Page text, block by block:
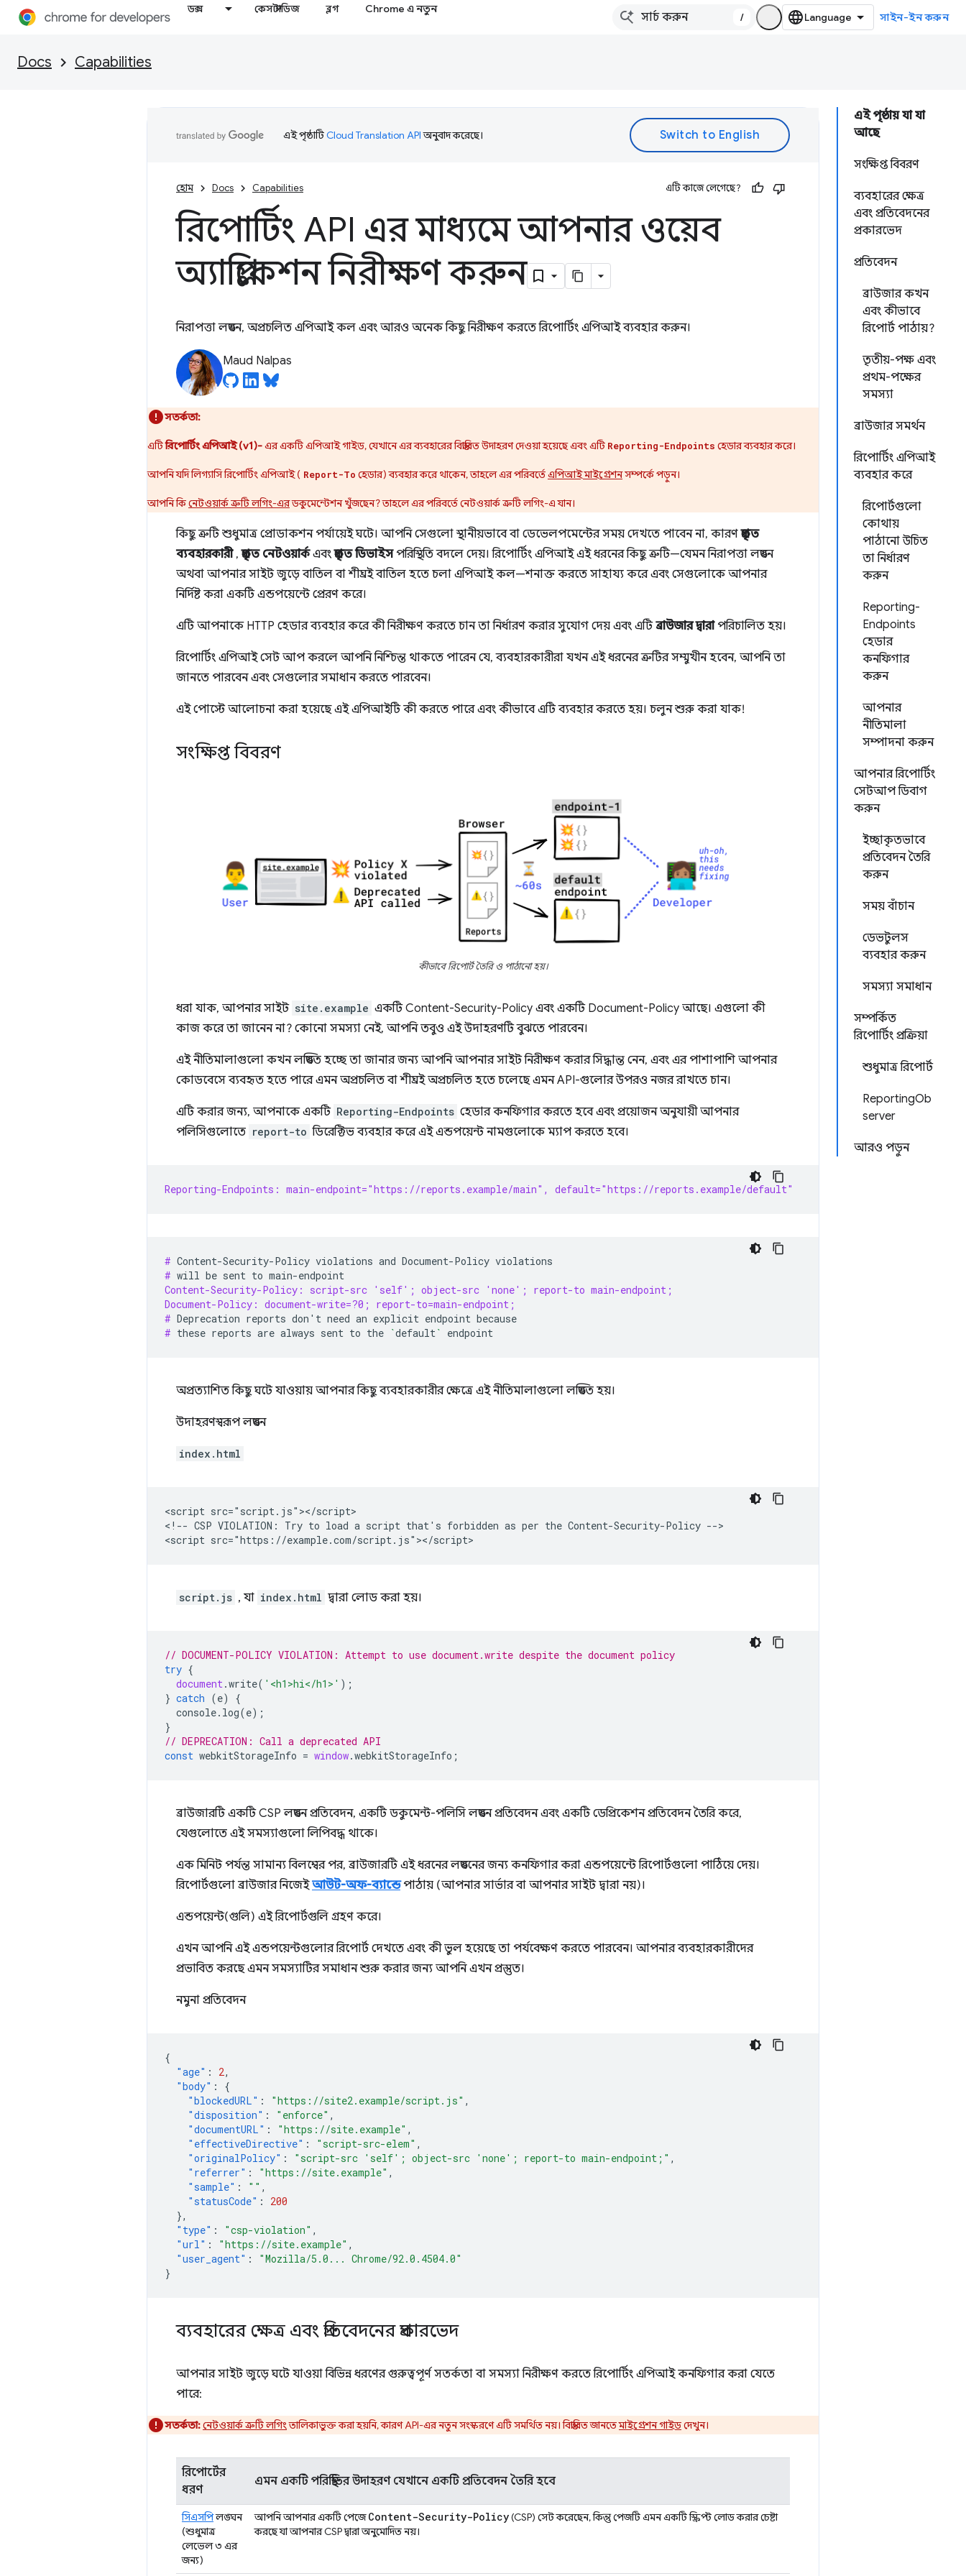
ডক্স কেস স্টাডিজ ব্লগ Chrome এ নতুন
/ সাইন-ইন করুন
Docs Capabilities
এই পৃষ্ঠায় যা যা
আছে
সংক্ষিপ্ত বিবরণ
ব্যবহারের ক্ষেত্র
এবং প্রতিবেদনের
প্রকারভেদ
প্রতিবেদন
ব্রাউজার কখন
এবং কীভাবে
রিপোর্ট পাঠায়?
তৃতীয়-পক্ষ এবং
প্রথম-পক্ষের
সমস্যা
ব্রাউজার সমর্থন
রিপোর্টিং এপিআই
ব্যবহার করে
রিপোর্টগুলো
কোথায়
পাঠানো উচিত
তা নির্ধারণ
করুন
Reporting-
Endpoints
হেডার
কনফিগার
করুন
আপনার
নীতিমালা
সম্পাদনা করুন
আপনার রিপোর্টিং
সেটআপ ডিবাগ
করুন
ইচ্ছাকৃতভাবে
প্রতিবেদন তৈরি
করুন
সময় বাঁচান
ডেভটুলস
ব্যবহার করুন
সমস্যা সমাধান
সম্পর্কিত
রিপোর্টিং প্রক্রিয়া
শুধুমাত্র রিপোর্ট
ReportingOb
server
আরও পড়ুন
এই পৃষ্ঠাটিCloud Translation APIঅনুবাদ করেছে।
হোম Docs Capabilities এটি কাজে লেগেছে?
রিপোর্টিং API এর মাধ্যমে আপনার ওয়েব
অ্যাপ্লিকেশন নিরীক্ষণ করুন
নিরাপত্তা লঙ্ঘন, অপ্রচলিত এপিআই কল এবং আরও অনেক কিছু নিরীক্ষণ করতে রিপোর্টিং এপিআই ব্যবহার করুন।
Maud Nalpas
সতর্কতা:
এটিরিপোর্টিং এপিআই (v1)-এর একটি এপিআই গাইড, যেখানে এর ব্যবহারের বিস্তারিত উদাহরণ দেওয়া হয়েছে এবং এটি Reporting-Endpoints হেডার ব্যবহার করে।
আপনি যদি লিগ্যাসি রিপোর্টিং এপিআই ( Report-To হেডার) ব্যবহার করে থাকেন, তাহলে এর পরিবর্তেএপিআই মাইগ্রেশনসম্পর্কে পড়ুন।
আপনি কিনেটওয়ার্ক ত্রুটি লগিং-এরডকুমেন্টেশন খুঁজছেন? তাহলে এর পরিবর্তে নেটওয়ার্ক ত্রুটি লগিং-এ যান।
কিছু ত্রুটি শুধুমাত্র প্রোডাকশন পর্যায়েই ঘটে। আপনি সেগুলো স্থানীয়ভাবে বা ডেভেলপমেন্টের সময় দেখতে পাবেন না, কারণপ্রকৃত
ব্যবহারকারী,প্রকৃত নেটওয়ার্কএবংপ্রকৃত ডিভাইসপরিস্থিতি বদলে দেয়। রিপোর্টিং এপিআই এই ধরনের কিছু ত্রুটি—যেমন নিরাপত্তা লঙ্ঘন
অথবা আপনার সাইট জুড়ে বাতিল বা শীঘ্রই বাতিল হতে চলা এপিআই কল—শনাক্ত করতে সাহায্য করে এবং সেগুলোকে আপনার
নির্দিষ্ট করা একটি এন্ডপয়েন্টে প্রেরণ করে।
এটি আপনাকে HTTP হেডার ব্যবহার করে কী নিরীক্ষণ করতে চান তা নির্ধারণ করার সুযোগ দেয় এবং এটিব্রাউজার দ্বারাপরিচালিত হয়।
রিপোর্টিং এপিআই সেট আপ করলে আপনি নিশ্চিন্ত থাকতে পারেন যে, ব্যবহারকারীরা যখন এই ধরনের ত্রুটির সম্মুখীন হবেন, আপনি তা
জানতে পারবেন এবং সেগুলোর সমাধান করতে পারবেন।
এই পোস্টে আলোচনা করা হয়েছে এই এপিআইটি কী করতে পারে এবং কীভাবে এটি ব্যবহার করতে হয়। চলুন শুরু করা যাক!
সংক্ষিপ্ত বিবরণ
কীভাবে রিপোর্ট তৈরি ও পাঠানো হয়।
ধরা যাক, আপনার সাইট site.example একটি Content-Security-Policy এবং একটি Document-Policy আছে। এগুলো কী
কাজ করে তা জানেন না? কোনো সমস্যা নেই, আপনি তবুও এই উদাহরণটি বুঝতে পারবেন।
এই নীতিমালাগুলো কখন লঙ্ঘিত হচ্ছে তা জানার জন্য আপনি আপনার সাইট নিরীক্ষণ করার সিদ্ধান্ত নেন, এবং এর পাশাপাশি আপনার
কোডবেসে ব্যবহৃত হতে পারে এমন অপ্রচলিত বা শীঘ্রই অপ্রচলিত হতে চলেছে এমন API-গুলোর উপরও নজর রাখতে চান।
এটি করার জন্য, আপনাকে একটি Reporting-Endpoints হেডার কনফিগার করতে হবে এবং প্রয়োজন অনুযায়ী আপনার
পলিসিগুলোতে report-to ডিরেক্টিভ ব্যবহার করে এই এন্ডপয়েন্ট নামগুলোকে ম্যাপ করতে হবে।
Reporting-Endpoints: main-endpoint="https://reports.example/main", default="https://reports.example/default"
# Content-Security-Policy violations and Document-Policy
# will be sent to
Content-Security-Policy: script-src 'self'; object-src 'none'; report-to main-endpoint;
Document-Policy: document-write=?0; report-to=main-endpoint;
# Deprecation reports don ' t need an explicit endpoint
# these reports are always sent to the `default`
অপ্রত্যাশিত কিছু ঘটে যাওয়ায় আপনার কিছু ব্যবহারকারীর ক্ষেত্রে এই নীতিমালাগুলো লঙ্ঘিত হয়।
উদাহরণস্বরূপ লঙ্ঘন
index.html
<script src="script.js"></script>
<!-- CSP VIOLATION: Try to load a script that's forbidden as per the Content-Security-Policy -->
script.js , যা index.html দ্বারা লোড করা হয়।
// DOCUMENT-POLICY VIOLATION: Attempt to use document.write despite the document policy
try {
document.write( '<h1>hi</h1>' );
} catch (e)
{
console. log(e);
}
// DEPRECATION: Call a deprecated API
const webkitStorageInfo = window.webkitStorageInfo ;
ব্রাউজারটি একটি CSP লঙ্ঘন প্রতিবেদন, একটি ডকুমেন্ট-পলিসি লঙ্ঘন প্রতিবেদন এবং একটি ডেপ্রিকেশন প্রতিবেদন তৈরি করে,
যেগুলোতে এই সমস্যাগুলো লিপিবদ্ধ থাকে।
এক মিনিট পর্যন্ত সামান্য বিলম্বের পর, ব্রাউজারটি এই ধরনের লঙ্ঘনের জন্য কনফিগার করা এন্ডপয়েন্টে রিপোর্টগুলো পাঠিয়ে দেয়।
রিপোর্টগুলো ব্রাউজার নিজেইআউট-অফ-ব্যান্ডেপাঠায় (আপনার সার্ভার বা আপনার সাইট দ্বারা নয়)।
এন্ডপয়েন্ট(গুলি) এই রিপোর্টগুলি গ্রহণ করে।
এখন আপনি এই এন্ডপয়েন্টগুলোর রিপোর্ট দেখতে এবং কী ভুল হয়েছে তা পর্যবেক্ষণ করতে পারবেন। আপনার ব্যবহারকারীদের
প্রভাবিত করছে এমন সমস্যাটির সমাধান শুরু করার জন্য আপনি এখন প্রস্তুত।
নমুনা প্রতিবেদন
{
"age" : 2,
"body" :
{
"blockedURL" : "https://site2.example/script.js" ,
"disposition" : "enforce" ,
"documentURL" : "https://site.example" ,
"effectiveDirective" : "script-src-elem" ,
"originalPolicy" : "script-src 'self'; object-src 'none'; report-to main-endpoint;" ,
"referrer" : "https://site.example" ,
"sample" : "" ,
"statusCode" :
200
},
"type" : "csp-violation" ,
"url" : "https://site.example" ,
"user_agent" :
"Mozilla/5.0... Chrome/92.0.4504.0"
}
ব্যবহারের ক্ষেত্র এবং প্রতিবেদনের প্রকারভেদ
আপনার সাইট জুড়ে ঘটে যাওয়া বিভিন্ন ধরণের গুরুত্বপূর্ণ সতর্কতা বা সমস্যা নিরীক্ষণ করতে রিপোর্টিং এপিআই কনফিগার করা যেতে
পারে:
সতর্কতা:নেটওয়ার্ক ত্রুটি লগিংতালিকাভুক্ত করা হয়নি, কারণ API-এর নতুন সংস্করণে এটি সমর্থিত নয়। বিস্তারিত জানতেমাইগ্রেশন গাইডদেখুন।
রিপোর্টের
ধরণ
এমন একটি পরিস্থিতির উদাহরণ যেখানে একটি প্রতিবেদন তৈরি হবে
সিএসপিলঙ্ঘন
(শুধুমাত্র
লেভেল ৩ এর
জন্য)
আপনি আপনার একটি পেজেContent-Security-Policy(CSP) সেট করেছেন, কিন্তু পেজটি এমন একটি স্ক্রিপ্ট লোড করার চেষ্টা
করছে যা আপনার CSP দ্বারা অনুমোদিত নয়।